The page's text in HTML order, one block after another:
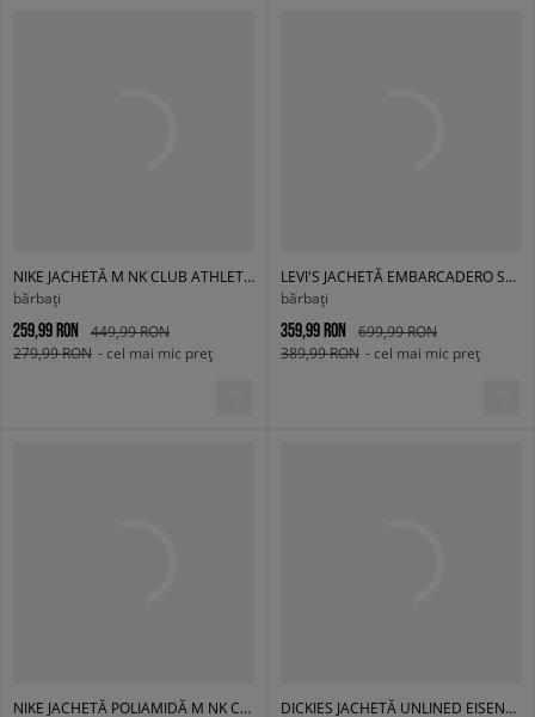
NIKE JACHETĂ M NK CLUB ATHLETE HD JACKET
bărbați
259,99 RON
449,99 RON
279,99 RON - cel mai mic preț
LEVI'S JACHETĂ EMBARCADERO STATION JKT DARK INDIGO - FLAT FI
bărbați
359,99 RON
699,99 RON
389,99 RON - cel mai mic preț
NIKE JACHETĂ POLIAMIDĂ M NK CLUB WVN TRK JKT OS
DICKIES JACHETĂ UNLINED EISENHOWER JACKET REC